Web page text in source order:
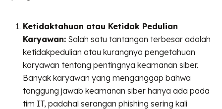
Ketidaktahuan atau Ketidak Pedulian
Karyawan: Salah satu tantangan terbesar adalah
ketidakpedulian atau kurangnya pengetahuan
karyawan tentang pentingnya keamanan siber.
Banyak karyawan yang menganggap bahwa
tanggung jawab keamanan siber hanya ada pada
tim IT, padahal serangan phishing sering kali